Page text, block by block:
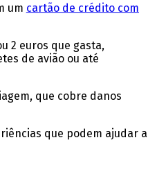
um cartão de crédito com
2 euros que gasta,
de avião ou até
que cobre danos
que podem ajudar a